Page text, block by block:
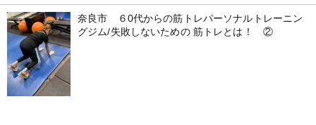
奈良市 ６0代からの筋トレパーソナルトレーニン
グジム/失敗しないための 筋トレとは！ ②